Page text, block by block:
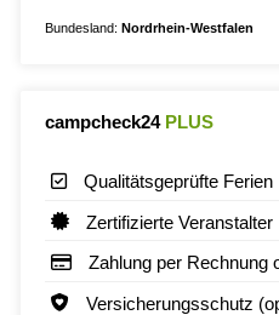
Bundesland: Nordrhein-Westfalen
campcheck24 PLUS
Qualitätsgeprüfte Ferien
Zertifizierte Veranstalter
Zahlung per Rechnung
Versicherungsschutz